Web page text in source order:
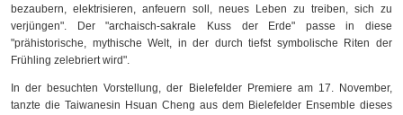
bezaubern, elektrisieren, anfeuern soll, neues Leben zu treiben, sich zu
verjüngen". Der "archaisch-sakrale Kuss der Erde" passe in diese
"prähistorische, mythische Welt, in der durch tiefst symbolische Riten der
Frühling zelebriert wird".
In der besuchten Vorstellung, der Bielefelder Premiere am 17. November,
tanzte die Taiwanesin Hsuan Cheng aus dem Bielefelder Ensemble dieses